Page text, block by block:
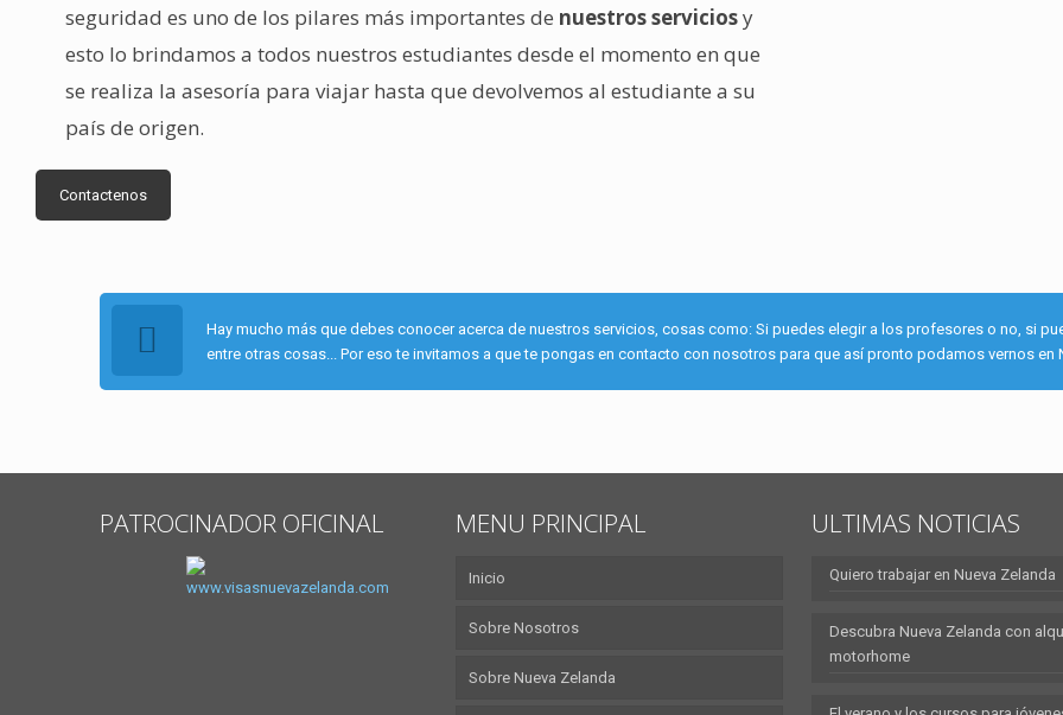
seguridad es uno de los pilares más importantes de nuestros serviciosy
esto lo brindamos a todos nuestros estudiantes desde el momento en que
se realiza la asesoría para viajar hasta que devolvemos al estudiante a su
país de origen.
Contactenos
Hay mucho más que debes conocer acerca de nuestros servicios, cosas como: Si puedes elegir a los profesores o no, si
entre otras cosas... Por eso te invitamos a que te pongas en contacto con nosotros para que así pronto podamos vernos en
PATROCINADOR OFICINAL MENU PRINCIPAL
Inicio
Sobre Nosotros
Sobre Nueva Zelanda
ULTIMAS NOTICIAS
Quiero trabajar en Nueva Zelanda
Descubra Nueva Zelanda con
motorhome